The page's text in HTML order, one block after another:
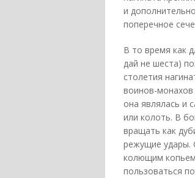
и
поперечное
В то время как
дай не шеста)
столетия
воинов-монахов
она являлась и
или колоть. В
вращать как
режущие удары.
колющим
пользоваться